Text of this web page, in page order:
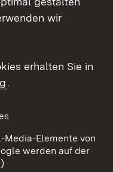
wir
erhalten Sie in
.
Elemente von
werden auf der